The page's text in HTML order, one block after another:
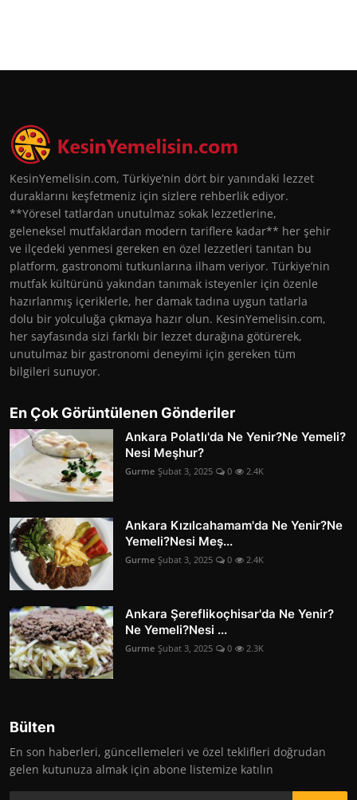
KesinYemelisin.com, Türkiye’nin dört bir yanındaki lezzet
duraklarını keşfetmeniz için sizlere rehberlik ediyor.
**Yöresel tatlardan unutulmaz sokak lezzetlerine,
geleneksel mutfaklardan modern tariflere kadar** her şehir
ve ilçedeki yenmesi gereken en özel lezzetleri tanıtan bu
platform, gastronomi tutkunlarına ilham veriyor. Türkiye’nin
mutfak kültürünü yakından tanımak isteyenler için özenle
hazırlanmış içeriklerle, her damak tadına uygun tatlarla
dolu bir yolculuğa çıkmaya hazır olun. KesinYemelisin.com,
her sayfasında sizi farklı bir lezzet durağına götürerek,
unutulmaz bir gastronomi deneyimi için gereken tüm
bilgileri sunuyor.
En Çok Görüntülenen Gönderiler
Ankara Polatlı'da Ne Yenir?Ne Yemeli?
Nesi Meşhur?
Gurme Şubat 3, 2025 0 2.4K
Ankara Kızılcahamam'da Ne Yenir?Ne
Yemeli?Nesi Meş...
Gurme Şubat 3, 2025 0 2.4K
Ankara Şereflikoçhisar'da Ne Yenir?
Ne Yemeli?Nesi ...
Gurme Şubat 3, 2025 0 2.3K
Bülten
En son haberleri, güncellemeleri ve özel teklifleri doğrudan
gelen kutunuza almak için abone listemize katılın